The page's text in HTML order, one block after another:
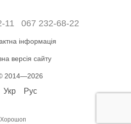
11 067 232-68-22
інформація
версія сайту
2014—2026
Укр Рус
Хорошоп